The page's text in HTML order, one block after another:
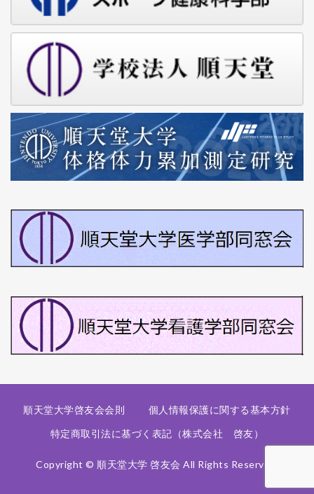
順天堂大学啓友会会則
個人情報保護に関する基本方針
特定商取引法に基づく表記（株式会社 啓友）
Copyright © 順天堂大学 啓友会 All Rights Reserved.